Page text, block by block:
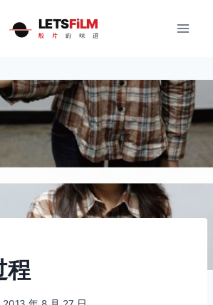
LETSFiLM
胶 片 的 味 道
程